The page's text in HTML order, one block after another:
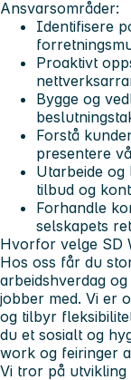
Ansvarsområder:
Identifisere
Proaktivt
Bygge og
Forstå
presentere
Utarbeide og
tilbud og
Forhandle
selskapets
Hvorfor velge SD
Hos oss får du
arbeidshverdag
jobber med. Vi er
og tilbyr
du et sosialt og
work og feiringer
Vi tror på utvikling